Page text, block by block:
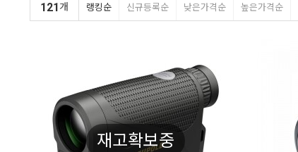
121개 랭킹순 신규등록순 낮은가격순 높은가격순
재고확보중